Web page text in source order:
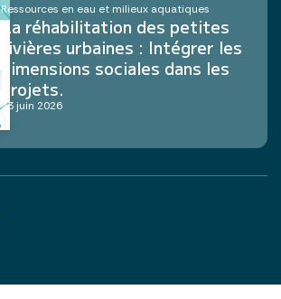
Ressources en eau et milieux aquatiques
La réhabilitation des petites
rivières urbaines : Intégrer les
dimensions sociales dans les
projets.
23 juin 2026